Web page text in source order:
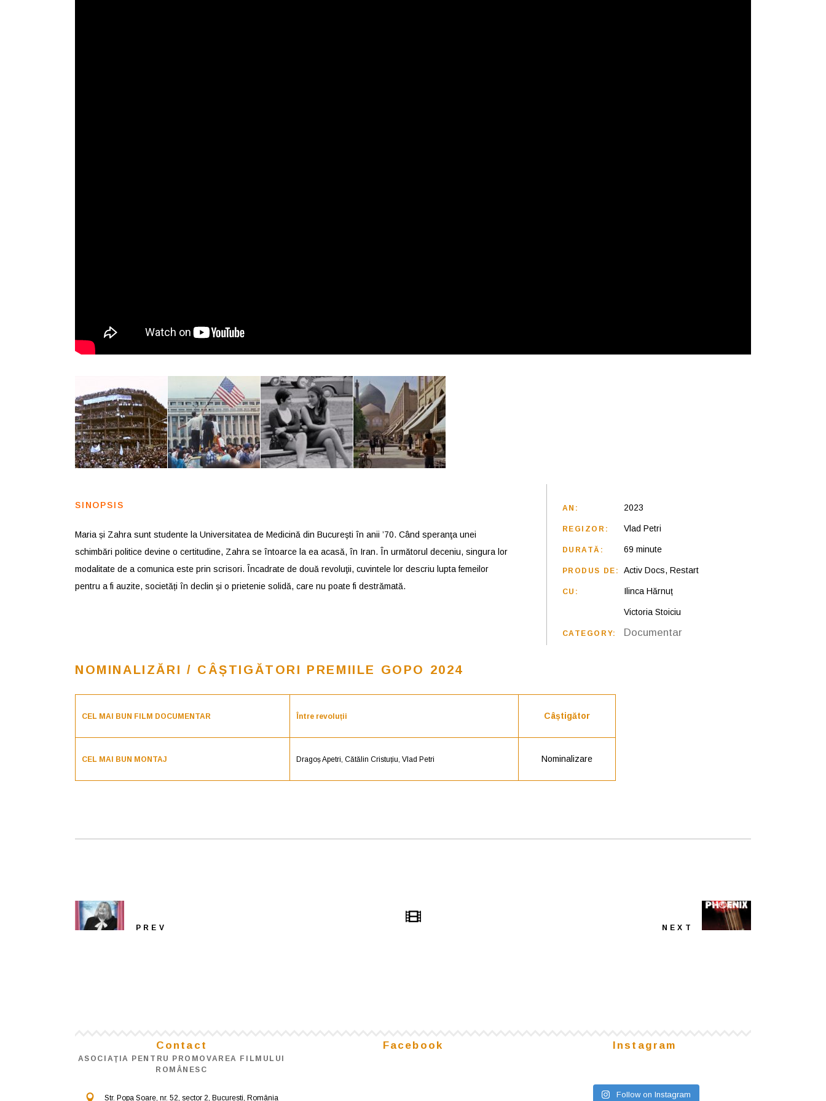
SINOPSIS
Maria și Zahra sunt studente la Universitatea de Medicină din Bucureşti în anii ’70. Când speranţa unei
schimbări politice devine o certitudine, Zahra se întoarce la ea acasă, în Iran. În următorul deceniu, singura lor
modalitate de a comunica este prin scrisori. Încadrate de două revoluţii, cuvintele lor descriu lupta femeilor
pentru a fi auzite, societăți în declin și o prietenie solidă, care nu poate fi destrămată.
AN: 2023
REGIZOR: Vlad Petri
DURATĂ: 69 minute
PRODUS DE: Activ Docs, Restart
CU: Ilinca Hărnuț
Victoria Stoiciu
CATEGORY: Documentar
NOMINALIZĂRI / CÂȘTIGĂTORI PREMIILE GOPO 2024
CEL MAI BUN FILM DOCUMENTAR Între revoluții Câștigător
CEL MAI BUN MONTAJ Dragoș Apetri, Cătălin Cristuțiu, Vlad Petri Nominalizare
PREV NEXT
Contact
ASOCIAŢIA PENTRU PROMOVAREA FILMULUI
ROMÂNESC
Str. Popa Soare, nr. 52, sector 2, Bucuresti, România
Facebook Instagram
Follow on Instagram